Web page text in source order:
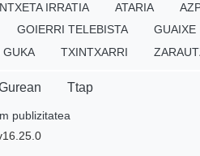
IRRATIA ATARIA
GOIERRI TELEBISTA GUAIXE
GUKA TXINTXARRI
Ttap
publizitatea